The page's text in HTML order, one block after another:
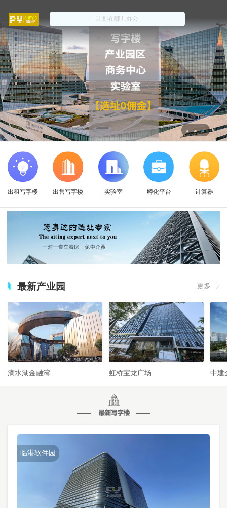
出租写字楼 出售写字楼 实验室 孵化平台 计算器
最新产业园 更多
滴水湖金融湾 虹桥宝龙广场 中建
临港软件园